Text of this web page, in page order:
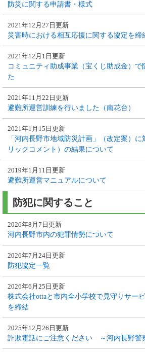
防災に関する申請書・様式
災害時における相互応援に関する協定を締
2021年12月27日更新
コミュニティ助成事業（宝くじ助成金）で
た
2021年12月1日更新
避難所運営訓練を行いました（南花台）
2021年11月22日更新
「河内長野市地域防災計画」（改定案）
リックコメント）の結果について
2021年1月15日更新
避難所運営マニュアルについて
2019年1月11日更新
防犯に関すること
河内長野市内の犯罪情勢について
2026年8月7日更新
防犯協定一覧
2026年7月24日更新
株式会社ottaと市内全小学校で見守りサー
を締結
2026年6月25日更新
詐欺電話にご注意ください ～河内長野警
2025年12月26日更新